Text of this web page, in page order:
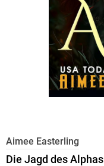
Aimee Easterling
Die Jagd des Alphas